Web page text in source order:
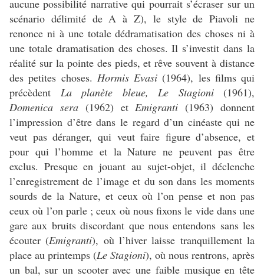
aucune possibilité narrative qui pourrait s’écraser sur un
scénario délimité de A à Z), le style de Piavoli ne
renonce ni à une totale dédramatisation des choses ni à
une totale dramatisation des choses. Il s’investit dans la
réalité sur la pointe des pieds, et rêve souvent à distance
des petites choses. Hormis Evasi (1964), les films qui
précèdent La planète bleue, Le Stagioni(1961),
Domenica sera (1962) etEmigranti (1963) donnent
l’impression d’être dans le regard d’un cinéaste qui ne
veut pas déranger, qui veut faire figure d’absence, et
pour qui l’homme et la Nature ne peuvent pas être
exclus. Presque en jouant au sujet-objet, il déclenche
l’enregistrement de l’image et du son dans les moments
sourds de la Nature, et ceux où l’on pense et non pas
ceux où l’on parle ; ceux où nous fixons le vide dans une
gare aux bruits discordant que nous entendons sans les
écouter (Emigranti), où l’hiver laisse tranquillement la
place au printemps (Le Stagioni), où nous rentrons, après
un bal, sur un scooter avec une faible musique en tête